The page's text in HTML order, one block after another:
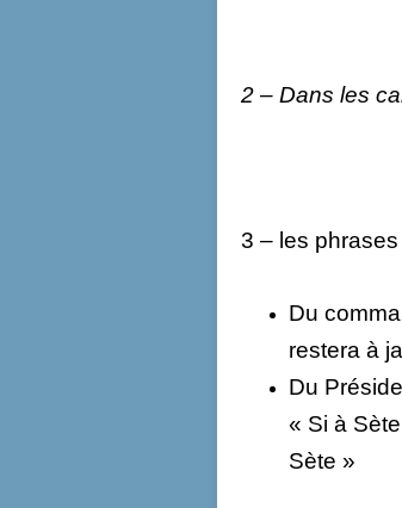
2 – Dans les
3 – les
Du
restera à
Du
« Si à
Sète »